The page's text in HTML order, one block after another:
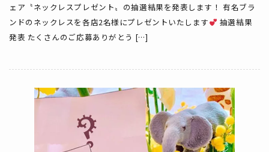
ェア〝ネックレスプレゼント〟の抽選結果を発表します！ 有名ブラ
ンドのネックレスを各店2名様にプレゼントいたします
抽選結果
発表 たくさんのご応募ありがとう […]